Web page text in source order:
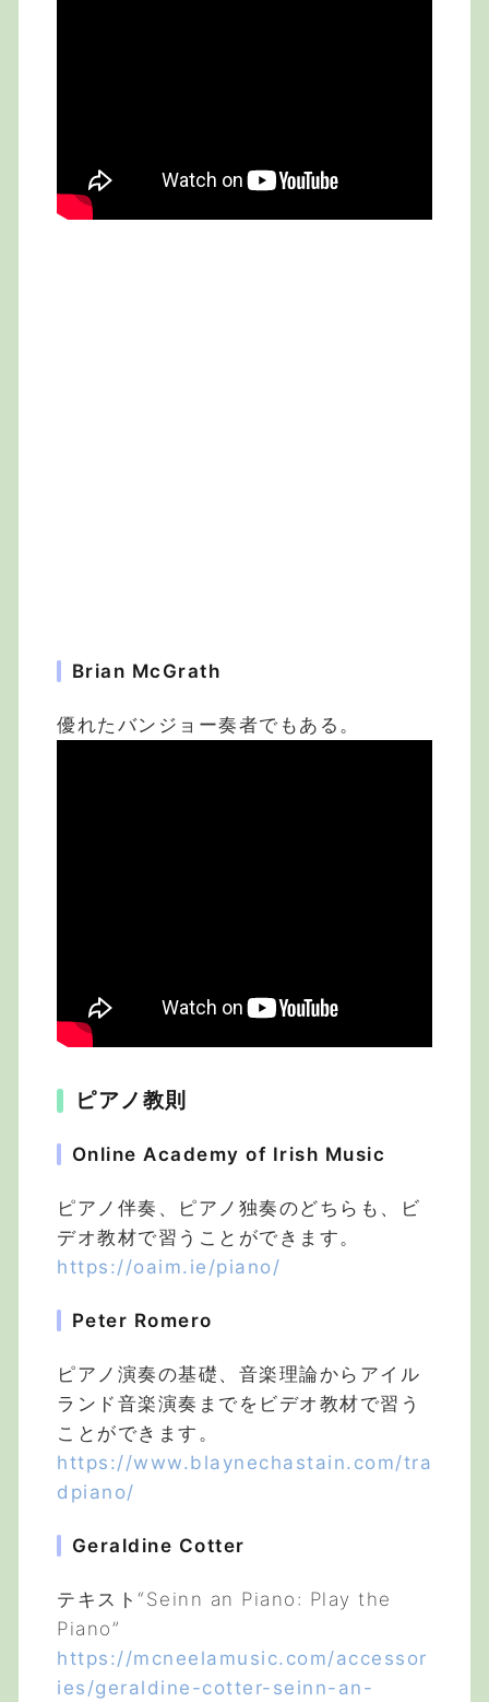
Brian McGrath
優れたバンジョー奏者でもある。
ピアノ教則
Online Academy of Irish Music
ピアノ伴奏、ピアノ独奏のどちらも、ビ
デオ教材で習うことができます。
https://oaim.ie/piano/
Peter Romero
ピアノ演奏の基礎、音楽理論からアイル
ランド音楽演奏までをビデオ教材で習う
ことができます。
https://www.blaynechastain.com/tra
dpiano/
Geraldine Cotter
テキスト“Seinn an Piano: Play the
Piano”
https://mcneelamusic.com/accessor
ies/geraldine-cotter-seinn-an-